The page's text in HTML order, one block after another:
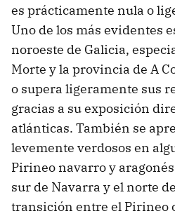
es prácticamente nula o
Uno de los más evidentes
noroeste de Galicia,
Morte y la provincia de A
o supera ligeramente sus
gracias a su exposición
atlánticas. También se
levemente verdosos en
Pirineo navarro y
sur de Navarra y el norte
transición entre el Pirineo